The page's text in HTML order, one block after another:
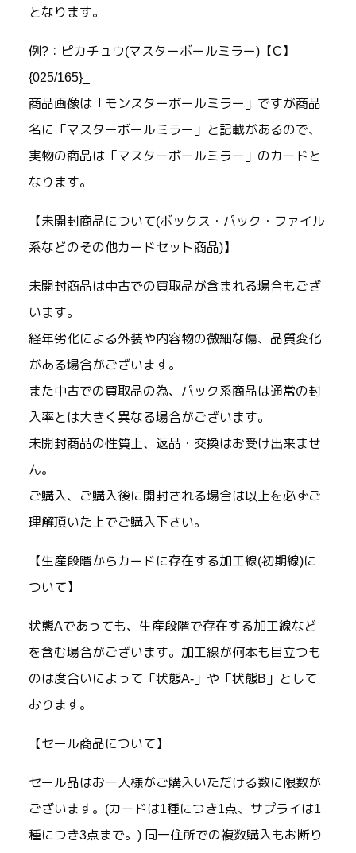
となります。
例?：ピカチュウ(マスターボールミラー)【C】
{025/165}_
商品画像は「モンスターボールミラー」ですが商品
名に「マスターボールミラー」と記載があるので、
実物の商品は「マスターボールミラー」のカードと
なります。
【未開封商品について(ボックス・パック・ファイル
系などのその他カードセット商品)】
未開封商品は中古での買取品が含まれる場合もござ
います。
経年劣化による外装や内容物の微細な傷、品質変化
がある場合がございます。
また中古での買取品の為、パック系商品は通常の封
入率とは大きく異なる場合がございます。
未開封商品の性質上、返品・交換はお受け出来ませ
ん。
ご購入、ご購入後に開封される場合は以上を必ずご
理解頂いた上でご購入下さい。
【生産段階からカードに存在する加工線(初期線)に
ついて】
状態Aであっても、生産段階で存在する加工線など
を含む場合がございます。加工線が何本も目立つも
のは度合いによって「状態A-」や「状態B」として
おります。
【セール商品について】
セール品はお一人様がご購入いただける数に限数が
ございます。(カードは1種につき1点、サプライは1
種につき3点まで。) 同一住所での複数購入もお断り